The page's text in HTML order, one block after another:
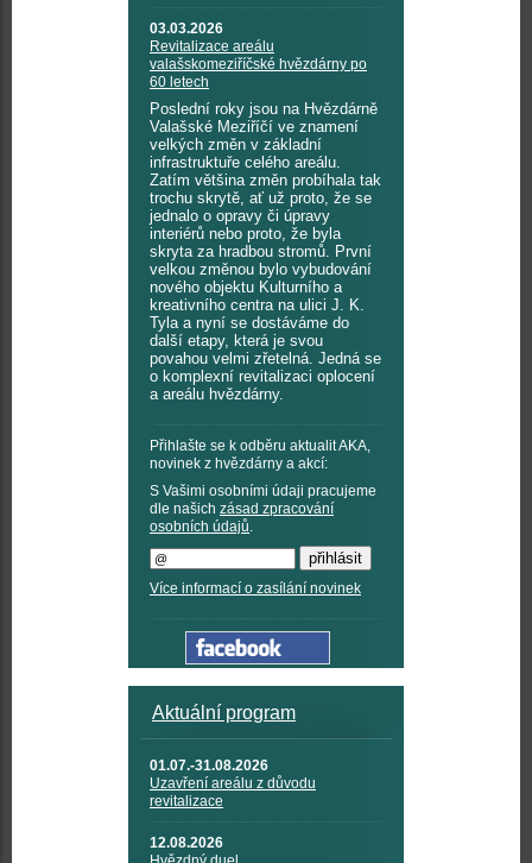
03.03.2026
Revitalizace areálu
valašskomeziříčské hvězdárny po
60 letech
Poslední roky jsou na Hvězdárně
Valašské Meziříčí ve znamení
velkých změn v základní
infrastruktuře celého areálu.
Zatím většina změn probíhala tak
trochu skrytě, ať už proto, že se
jednalo o opravy či úpravy
interiérů nebo proto, že byla
skryta za hradbou stromů. První
velkou změnou bylo vybudování
nového objektu Kulturního a
kreativního centra na ulici J. K.
Tyla a nyní se dostáváme do
další etapy, která je svou
povahou velmi zřetelná. Jedná se
o komplexní revitalizaci oplocení
a areálu hvězdárny.
Přihlašte se k odběru aktualit AKA,
novinek z hvězdárny a akcí:
S Vašimi osobními údaji pracujeme
dle našich zásad zpracování
osobních údajů.
Více informací o zasílání novinek
Aktuální program
01.07.-31.08.2026
Uzavření areálu z důvodu
revitalizace
12.08.2026